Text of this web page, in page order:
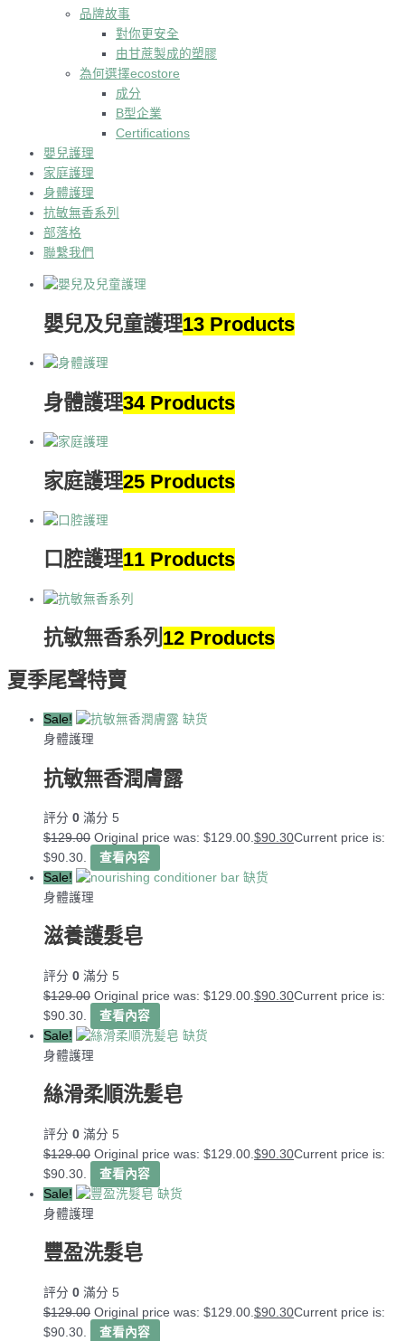
品牌故事
對你更安全
由甘蔗製成的塑膠
為何選擇ecostore
成分
B型企業
Certifications
嬰兒護理
家庭護理
身體護理
抗敏無香系列
部落格
聯繫我們
嬰兒及兒童護理13 Products
身體護理34 Products
家庭護理25 Products
口腔護理11 Products
抗敏無香系列 12 Products
夏季尾聲特賣
Sale!
缺货
身體護理
抗敏無香潤膚露
評分 0 滿分 5
$129.00 Original price was: $129.00.$90.30Current price is:
$90.30.
查看內容
Sale!
缺货
身體護理
滋養護髮皂
評分 0 滿分 5
$129.00 Original price was: $129.00. $90.30Current price is:
$90.30.
查看內容
Sale!
缺货
身體護理
絲滑柔順洗髪皂
評分 0 滿分 5
$129.00 Original price was: $129.00. $90.30Current price is:
$90.30.
查看內容
Sale!
缺货
身體護理
豐盈洗髮皂
評分 0 滿分 5
$129.00 Original price was: $129.00. $90.30Current price is:
$90.30.
查看內容